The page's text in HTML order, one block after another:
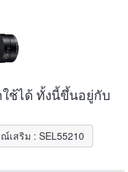
ช้ได้ ทั้งนี้ขึ้นอยู่กับ
เสริม : SEL55210